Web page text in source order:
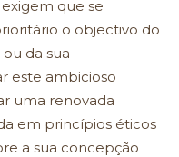
que se
o objectivo do
da sua
este ambicioso
uma renovada
em princípios éticos
a sua concepção